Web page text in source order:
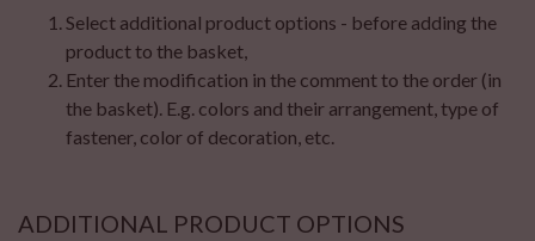
Select additional product options - before adding the
product to the basket,
Enter the modification in the comment to the order (in
the basket). E.g. colors and their arrangement, type of
fastener, color of decoration, etc.
ADDITIONAL PRODUCT OPTIONS